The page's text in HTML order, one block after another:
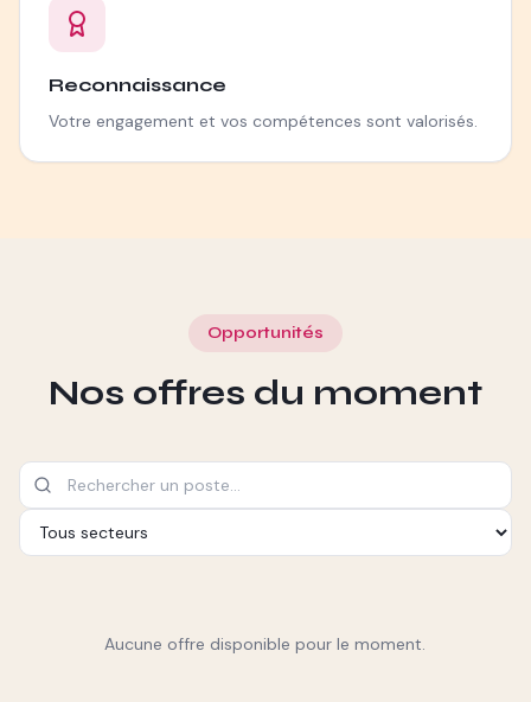
Reconnaissance
Votre engagement et vos compétences sont valorisés.
Opportunités
Nos offres du moment
Aucune offre disponible pour le moment.